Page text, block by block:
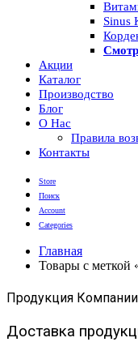
Sinus
Акции
Каталог
Производство
Блог
О Нас
Правила
Контакты
Store
Поиск
Account
Categories
Главная
Товары с меткой
Продукция
Доставка